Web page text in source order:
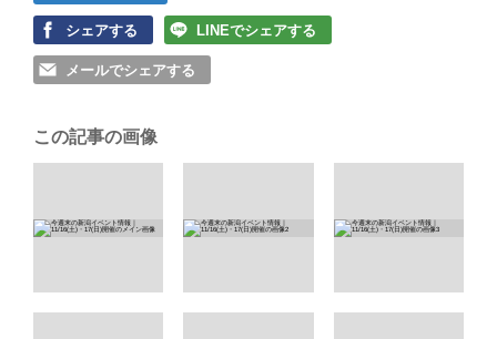
シェアする LINEでシェアする
メールでシェアする
この記事の画像